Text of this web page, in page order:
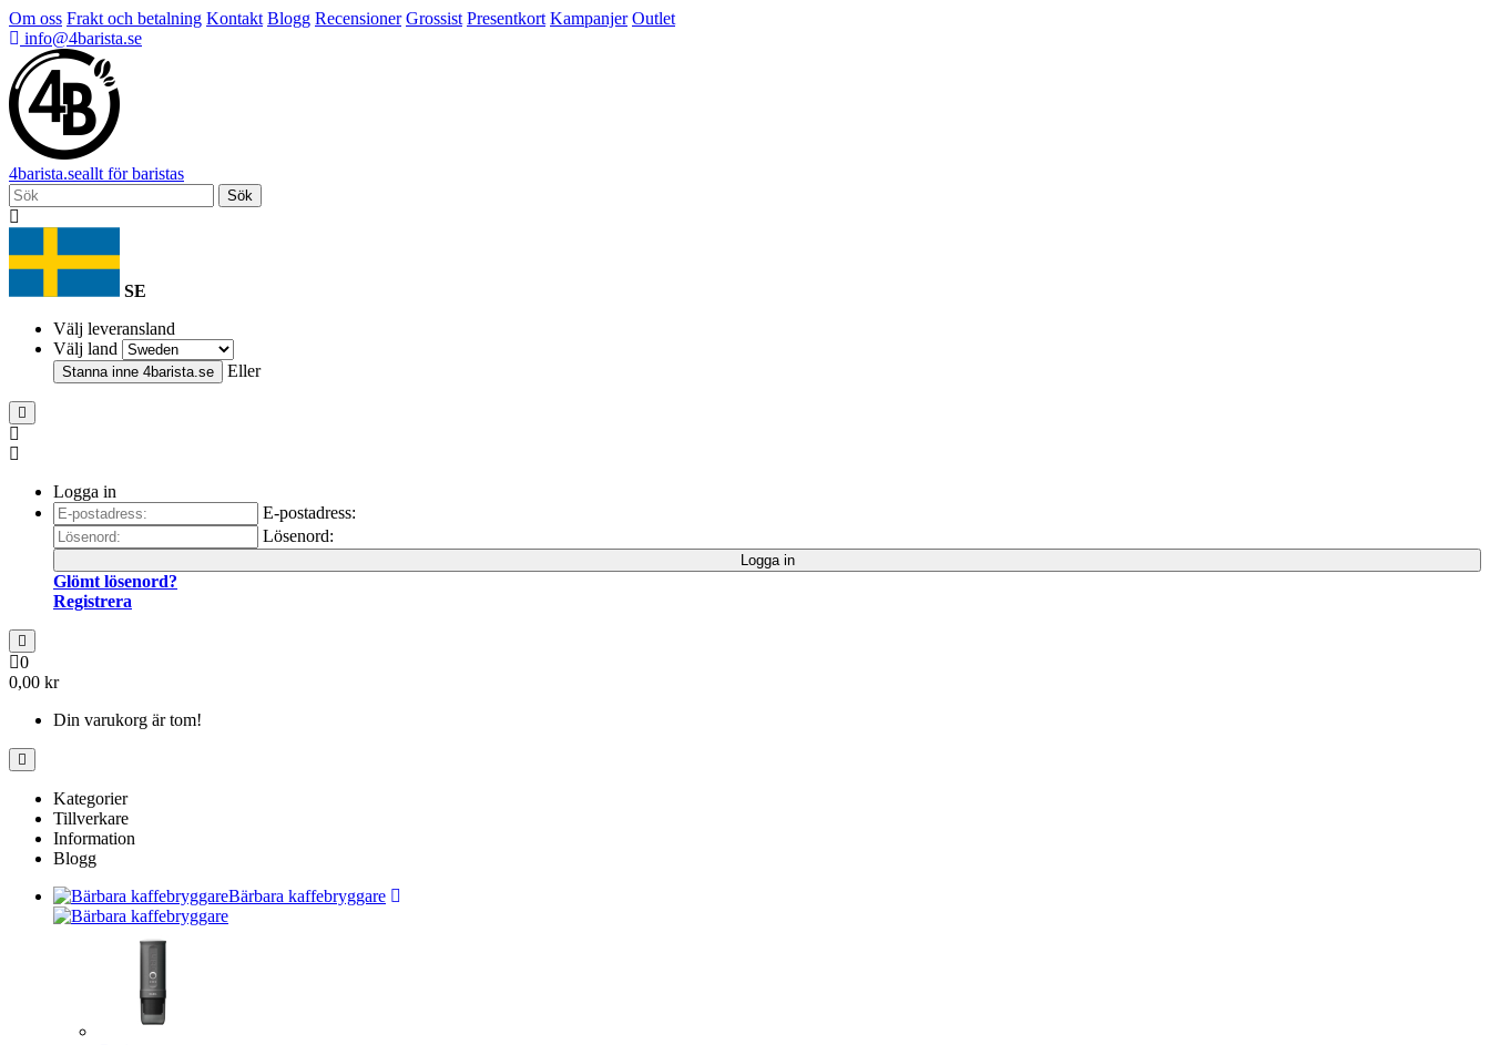
Om oss Frakt och betalning Kontakt Blogg Recensioner Grossist Presentkort Kampanjer Outlet
info@4barista.se
4barista.seallt för baristas
Sök
SE
Välj leveransland
Välj land
Stanna inne 4barista.se Eller
Logga in
E-postadress:
Lösenord:
Logga in
Glömt lösenord?
Registrera
0
0,00 kr
Din varukorg är tom!
Kategorier
Tillverkare
Information
Blogg
Bärbara kaffebryggare